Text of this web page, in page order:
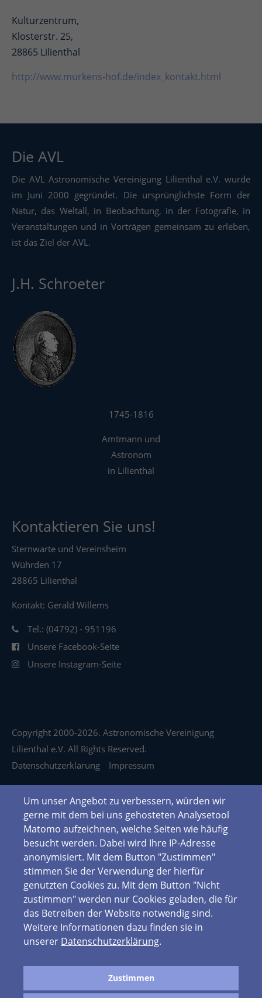
Kulturzentrum,
Klosterstr. 25,
28865 Lilienthal
http://www.murkens-hof.de/index_kontakt.html
Die AVL
Die AVL Astronomische Vereinigung Lilienthal e.V. wurde
im Juni 2000 gegründet. Die ursprünglichste Form der
Natur, das Weltall, in Beobachtung, in der Fotografie, in
Veranstaltungen und in Vorträgen gemeinsam zu erleben,
ist das Ziel der AVL.
J.H. Schroeter
1745-1816
Amtmann und
Astronom
in Lilienthal
Kontaktieren Sie uns!
Sternwarte und Vereinsheim
Wührden 17
28865 Lilienthal
Kontakt: Gerald Willems
Tel.: (04792) - 951196
Unsere Facebook-Seite
Unsere Instagram-Seite
Copyright 2000-2026. Astronomische Vereinigung
Lilienthal e.V. All Rights Reserved.
Datenschutzerklärung
Impressum
Um unser Angebot zu verbessern, würden wir
gerne mit dem bei uns gehosteten Analysetool
Matomo aufzeichnen, welche Seiten wie häufig
besucht werden. Dabei wird Ihre IP-Adresse
anonymisiert. Mit dem Button "Zustimmen"
stimmen Sie der Verwendung der hierfür
genutzten Cookies zu. Mit dem Button "Nicht
zustimmen" werden nur Cookies geladen, die für
das Betreiben der Website notwendig sind.
Weitere Informationen dazu finden sie in
unserer Datenschutzerklärung.
Zustimmen